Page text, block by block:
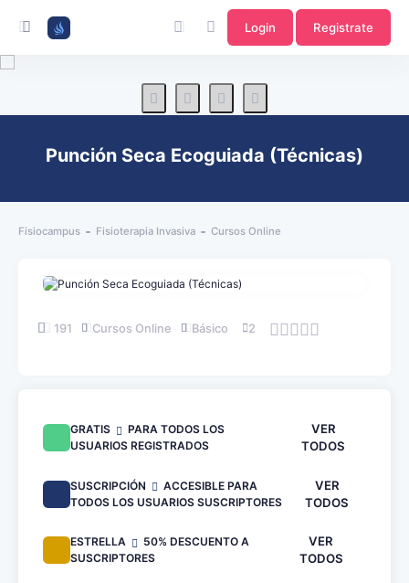
Login Registrate
Punción Seca Ecoguiada (Técnicas)
Fisiocampus Fisioterapia Invasiva Cursos Online
191 Cursos Online Básico 2
GRATIS
PARA TODOS LOS
USUARIOS REGISTRADOS
VER
TODOS
SUSCRIPCIÓN
ACCESIBLE PARA
TODOS LOS USUARIOS SUSCRIPTORES
VER
TODOS
ESTRELLA
50% DESCUENTO A
SUSCRIPTORES
VER
TODOS